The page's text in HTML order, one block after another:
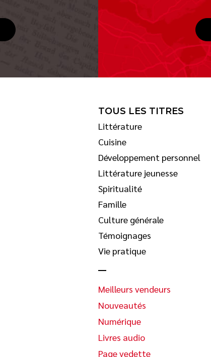
TOUS LES TITRES
Littérature
Cuisine
Développement personnel
Littérature jeunesse
Spiritualité
Famille
Culture générale
Témoignages
Vie pratique
Meilleurs vendeurs
Nouveautés
Numérique
Livres audio
Page vedette